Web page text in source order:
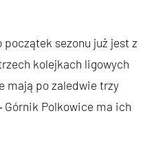
sezonu już jest z
kolejkach ligowych
mają po zaledwie trzy
Polkowice ma ich